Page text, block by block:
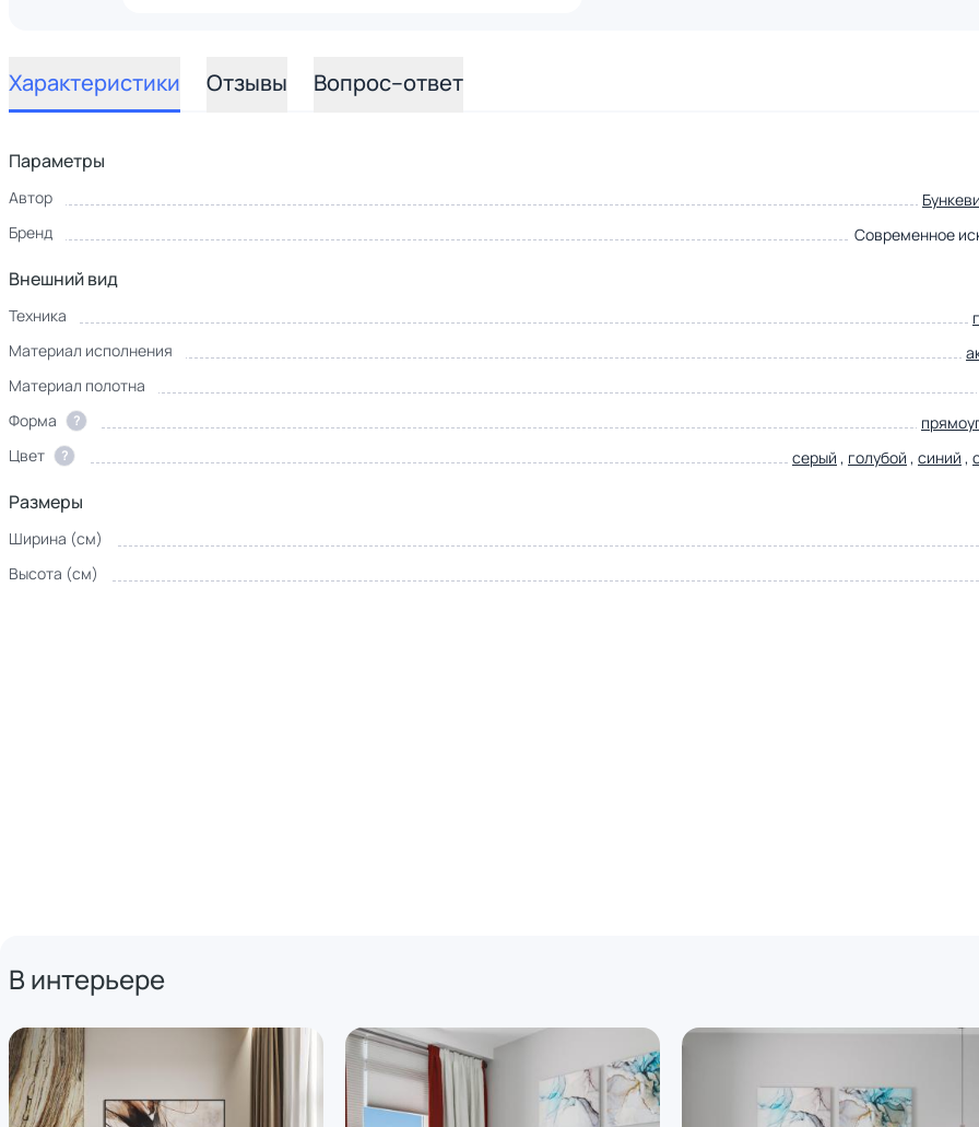
Характеристики Отзывы Вопрос–ответ
Параметры
Автор
Бренд
Современное
Внешний вид
Техника
Материал исполнения
Материал полотна
Форма
?
Цвет
? серый , голубой , синий ,
Размеры
Ширина (см)
Высота (см)
В интерьере